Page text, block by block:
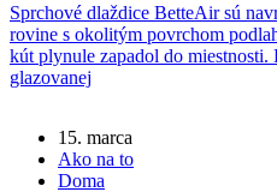
Sprchové dlaždice BetteAir sú
rovine s okolitým povrchom
kút plynule zapadol do miestnosti.
glazovanej
15. marca
Ako na to
Doma